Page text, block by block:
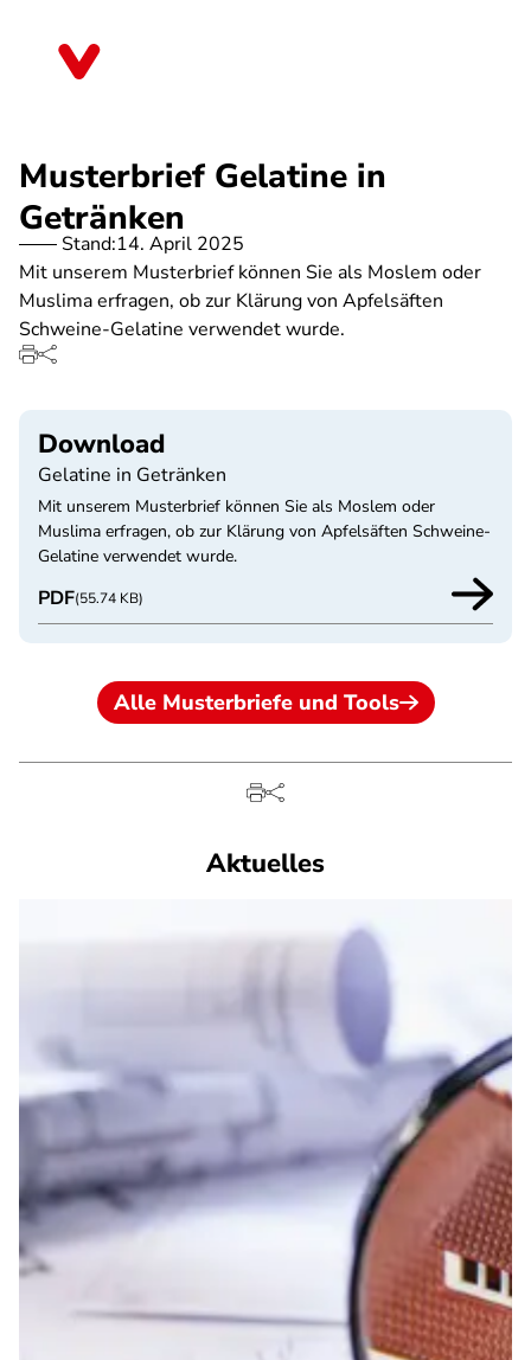
Musterbrief Gelatine in
Getränken
Stand:14. April 2025
Mit unserem Musterbrief können Sie als Moslem oder
Muslima erfragen, ob zur Klärung von Apfelsäften
Schweine-Gelatine verwendet wurde.
Download
Gelatine in Getränken
Mit unserem Musterbrief können Sie als Moslem oder
Muslima erfragen, ob zur Klärung von Apfelsäften Schweine-
Gelatine verwendet wurde.
PDF(55.74 KB)
Alle Musterbriefe und Tools
Aktuelles